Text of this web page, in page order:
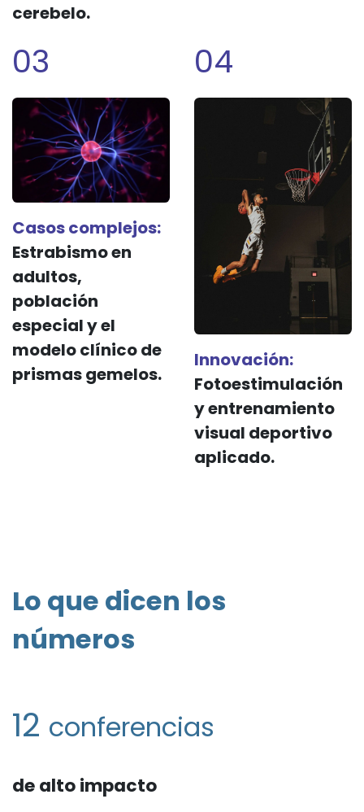
cerebelo.
03
Casos complejos:
Estrabismo en
adultos,
población
especial y el
modelo clínico de
prismas gemelos.
04
Innovación:
Fotoestimulación
y entrenamiento
visual deportivo
aplicado.
Lo que dicen los
números
12 conferencias
de alto impacto